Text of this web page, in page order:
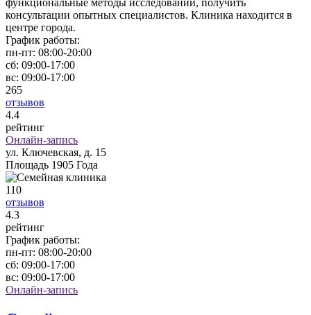
функциональные методы исследований, получить
консультации опытных специалистов. Клиника находится в
центре города.
График работы:
пн-пт: 08:00-20:00
сб: 09:00-17:00
вс: 09:00-17:00
265
отзывов
4.4
рейтинг
Онлайн-запись
ул. Ключевская, д. 15
Площадь 1905 Года
110
отзывов
4.3
рейтинг
График работы:
пн-пт: 08:00-20:00
сб: 09:00-17:00
вс: 09:00-17:00
Онлайн-запись